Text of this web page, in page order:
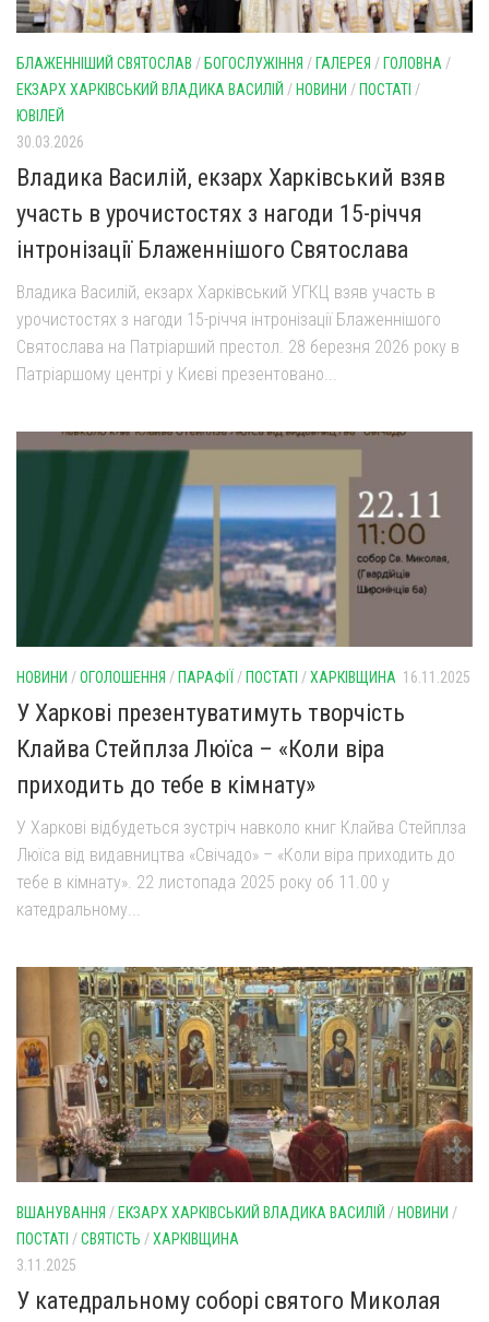
БЛАЖЕННІШИЙ СВЯТОСЛАВ / БОГОСЛУЖІННЯ / ГАЛЕРЕЯ / ГОЛОВНА /
ЕКЗАРХ ХАРКІВСЬКИЙ ВЛАДИКА ВАСИЛІЙ / НОВИНИ / ПОСТАТІ /
ЮВІЛЕЙ
30.03.2026
Владика Василій, екзарх Харківський взяв
участь в урочистостях з нагоди 15-річчя
інтронізації Блаженнішого Святослава
Владика Василій, екзарх Харківський УГКЦ взяв участь в
урочистостях з нагоди 15-річчя інтронізації Блаженнішого
Святослава на Патріарший престол. 28 березня 2026 року в
Патріаршому центрі у Києві презентовано...
НОВИНИ /ОГОЛОШЕННЯ / ПАРАФІЇ / ПОСТАТІ /ХАРКІВЩИНА 16.11.2025
У Харкові презентуватимуть творчість
Клайва Стейплза Люїса – «Коли віра
приходить до тебе в кімнату»
У Харкові відбудеться зустріч навколо книг Клайва Стейплза
Люїса від видавництва «Свічадо» – «Коли віра приходить до
тебе в кімнату». 22 листопада 2025 року об 11.00 у
катедральному...
ВШАНУВАННЯ / ЕКЗАРХ ХАРКІВСЬКИЙ ВЛАДИКА ВАСИЛІЙ / НОВИНИ /
ПОСТАТІ /СВЯТІСТЬ /ХАРКІВЩИНА
3.11.2025
У катедральному соборі святого Миколая